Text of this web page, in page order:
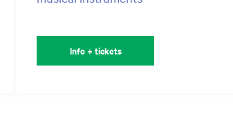
Info + tickets